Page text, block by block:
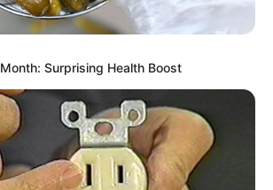
Surprising Health Boost